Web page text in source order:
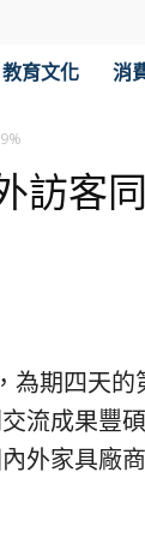
教育文化 消
訪客
期四天的
流成果豐
外家具廠